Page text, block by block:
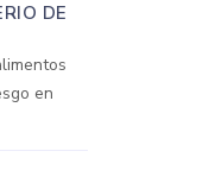
DE
en